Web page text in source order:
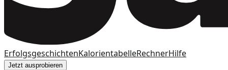
ErfolgsgeschichtenKalorientabelleRechnerHilfe
Jetzt ausprobieren